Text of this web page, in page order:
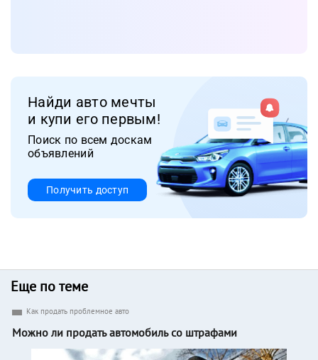
Найди авто мечты
и купи его первым!
Поиск по всем доскам
объявлений
Получить доступ
Еще по теме
Как продать проблемное авто
Можно ли продать автомобиль со штрафами